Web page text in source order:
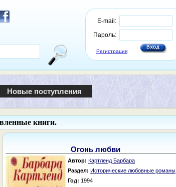
E-mail:
Пароль:
Регистрация
Новые поступления
книги.
Огонь любви
Автор: Картленд Барбара
Раздел: Исторические любовные романы
Год: 1994